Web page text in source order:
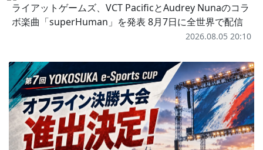
ライアットゲームズ、VCT PacificとAudrey Nunaのコラ
ボ楽曲「superHuman」を発表 8月7日に全世界で配信
2026.08.05 20:10